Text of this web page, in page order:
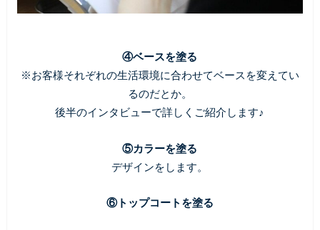
④ベースを塗る
※お客様それぞれの生活環境に合わせてベースを変えてい
るのだとか。
後半のインタビューで詳しくご紹介します♪
⑤カラーを塗る
デザインをします。
⑥トップコートを塗る